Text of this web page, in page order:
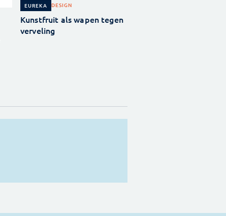
EUREKA DESIGN
Kunstfruit als wapen tegen
verveling